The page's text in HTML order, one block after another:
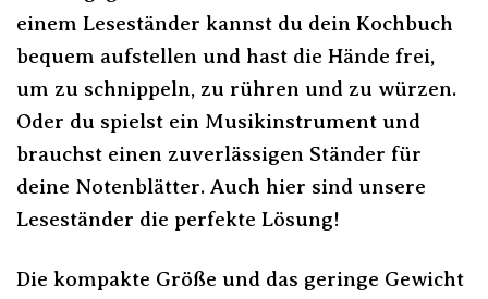
einem Leseständer kannst du dein Kochbuch
bequem aufstellen und hast die Hände frei,
um zu schnippeln, zu rühren und zu würzen.
Oder du spielst ein Musikinstrument und
brauchst einen zuverlässigen Ständer für
deine Notenblätter. Auch hier sind unsere
Leseständer die perfekte Lösung!
Die kompakte Größe und das geringe Gewicht